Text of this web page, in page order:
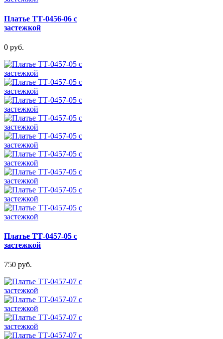
Платье ТТ-0456-06 с
застежкой
0 руб.
Платье ТТ-0457-05 с
застежкой
750 руб.